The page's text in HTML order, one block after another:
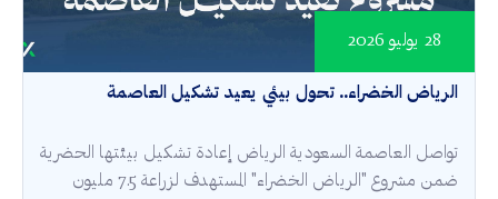
الرياض الخضراء.. تحول بيئي يعيد تشكيل العاصمة
28 يوليو 2026
تواصل العاصمة السعودية الرياض إعادة تشكيل بيئتها الحضرية
ضمن مشروع "الرياض الخضراء" المستهدف لزراعة 7.5 مليون